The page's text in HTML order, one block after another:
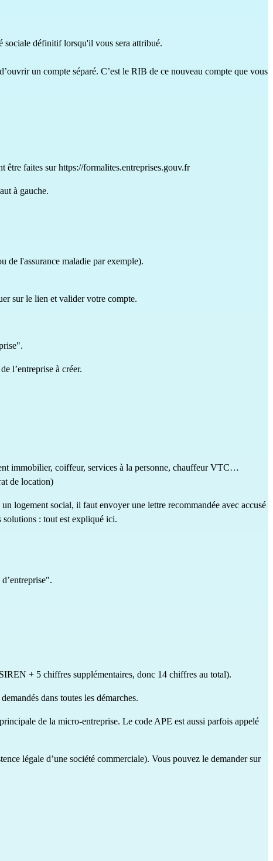
sociale définitif lorsqu'il vous sera attribué.
un compte séparé. C’est le RIB de ce nouveau compte que vous
être faites surhttps://formalites.entreprises.gouv.fr
à gauche.
de l'assurance maladie par exemple).
sur le lien et valider votre compte.
l’entreprise à créer.
immobilier, coiffeur, services à la personne, chauffeur VTC…
de location)
logement social, il faut envoyer une lettre recommandée avec accusé
solutions : tout est expliqué ici.
+ 5 chiffres supplémentaires, donc 14 chiffres au total).
dans toutes les démarches.
de la micro-entreprise. Le code APE est aussi parfois appelé
légale d’une société commerciale). Vous pouvez le demandersur